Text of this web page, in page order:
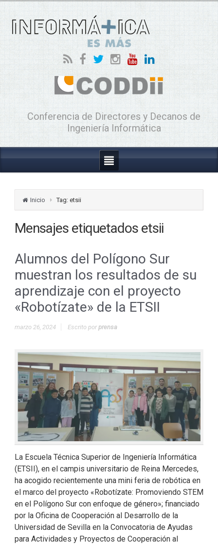
Conferencia de Directores y Decanos de
Ingeniería Informática
Inicio Tag: etsii
Mensajes etiquetados etsii
Alumnos del Polígono Sur
muestran los resultados de su
aprendizaje con el proyecto
«Robotízate» de la ETSII
marzo 26, 2024 Escrito porprensa
La Escuela Técnica Superior de Ingeniería Informática
(ETSII), en el campis universitario de Reina Mercedes,
ha acogido recientemente una mini feria de robótica en
el marco del proyecto «Robotízate: Promoviendo STEM
en el Polígono Sur con enfoque de género»; financiado
por la Oficina de Cooperación al Desarrollo de la
Universidad de Sevilla en la Convocatoria de Ayudas
para Actividades y Proyectos de Cooperación al